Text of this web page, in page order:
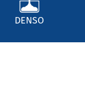
DENSO